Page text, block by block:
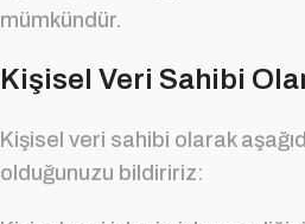
mümkündür.
Kişisel Veri Sahibi
Kişisel veri sahibi olarak
olduğunuzu bildiririz: